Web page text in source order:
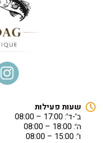
שעות פעילות
ב'-ד': 17:00 – 08:00
ה׳: 18:00 – 08:00
ו': 15:00 – 08:00